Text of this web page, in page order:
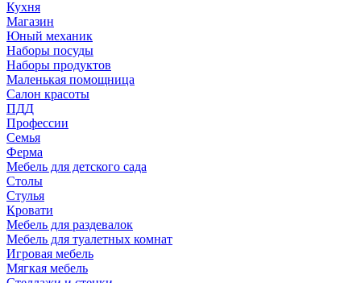
Кухня
Магазин
Юный механик
Наборы посуды
Наборы продуктов
Маленькая помощница
Салон красоты
ПДД
Профессии
Семья
Ферма
Мебель для детского сада
Столы
Cтулья
Кровати
Мебель для раздевалок
Мебель для туалетных комнат
Игровая мебель
Мягкая мебель